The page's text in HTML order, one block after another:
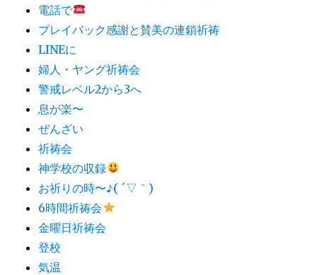
電話で
プレイバック感謝と賛美の連鎖祈祷
LINEに
婦人・ヤング祈祷会
警戒レベル2から3へ
息が楽〜
ぜんざい
祈祷会
神学校の収録
お祈りの時〜♪( ´▽｀)
6時間祈祷会
金曜日祈祷会
登校
気温